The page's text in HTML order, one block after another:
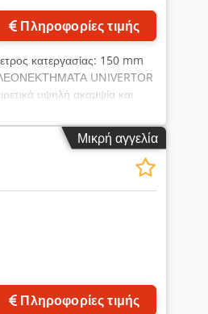
Πληροφορίες τιμής
κατεργασίας: 150 mm
UNIVERTOR
υψηλή ακαμψία και
οδηγοί σε όλες τις
προώθησης εντοπίζονται
διαδρομής σε όλους
τους άξονες της μηχανής
τιμές
τόρνου σε περίπτωση
(διπλός άξονας με
διεπαφή εργαλειοφορέα VDI
Μικρή αγγελία
Πληροφορίες τιμής